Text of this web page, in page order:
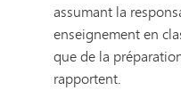
assumant la
enseignement en
que de la
rapportent.